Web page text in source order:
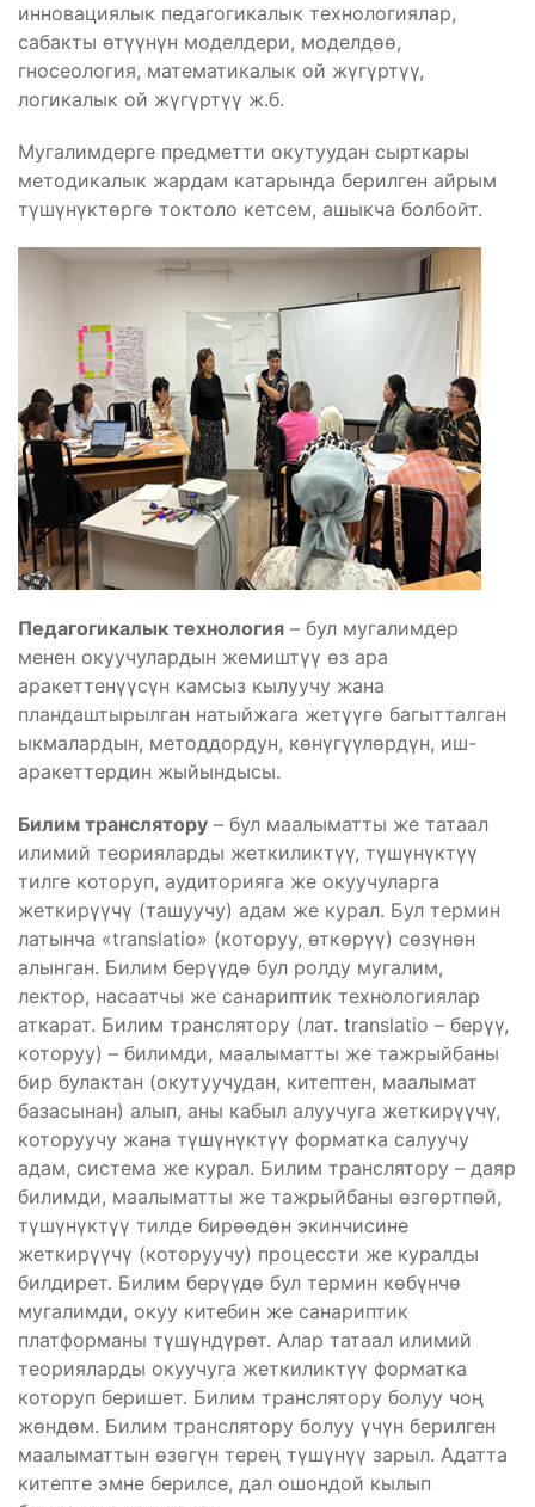
инновациялык педагогикалык технологиялар,
сабакты өтүүнүн моделдери, моделдөө,
гносеология, математикалык ой жүгүртүү,
логикалык ой жүгүртүү ж.б.
Мугалимдерге предметти окутуудан сырткары
методикалык жардам катарында берилген айрым
түшүнүктөргө токтоло кетсем, ашыкча болбойт.
Педагогикалык технология – бул мугалимдер
менен окуучулардын жемиштүү өз ара
аракеттенүүсүн камсыз кылуучу жана
пландаштырылган натыйжага жетүүгө багытталган
ыкмалардын, методдордун, көнүгүүлөрдүн, иш-
аракеттердин жыйындысы.
Билим транслятору – бул маалыматты же татаал
илимий теорияларды жеткиликтүү, түшүнүктүү
тилге которуп, аудиторияга же окуучуларга
жеткирүүчү (ташуучу) адам же курал. Бул термин
латынча «translatio» (которуу, өткөрүү) сөзүнөн
алынган. Билим берүүдө бул ролду мугалим,
лектор, насаатчы же санариптик технологиялар
аткарат. Билим транслятору (лат. translatio – берүү,
которуу) – билимди, маалыматты же тажрыйбаны
бир булактан (окутуучудан, китептен, маалымат
базасынан) алып, аны кабыл алуучуга жеткирүүчү,
которуучу жана түшүнүктүү форматка салуучу
адам, система же курал. Билим транслятору – даяр
билимди, маалыматты же тажрыйбаны өзгөртпөй,
түшүнүктүү тилде бирөөдөн экинчисине
жеткирүүчү (которуучу) процессти же куралды
билдирет. Билим берүүдө бул термин көбүнчө
мугалимди, окуу китебин же санариптик
платформаны түшүндүрөт. Алар татаал илимий
теорияларды окуучуга жеткиликтүү форматка
которуп беришет. Билим транслятору болуу чоң
жөндөм. Билим транслятору болуу үчүн берилген
маалыматтын өзөгүн терең түшүнүү зарыл. Адатта
китепте эмне берилсе, дал ошондой кылып